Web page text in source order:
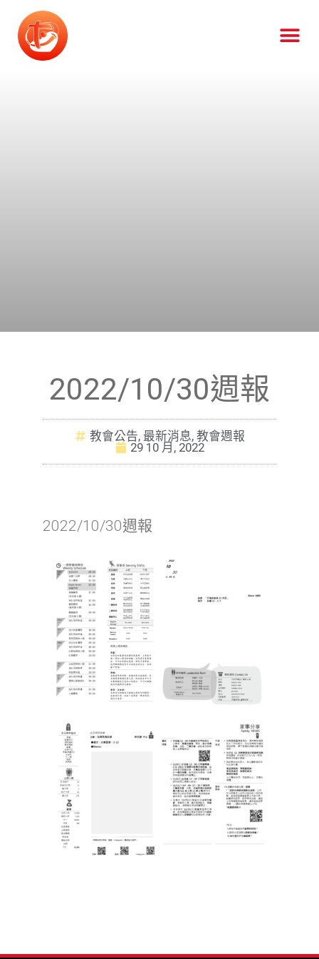
2022/10/30週報
教會公告, 最新消息, 教會週報
29 10 月, 2022
2022/10/30週報